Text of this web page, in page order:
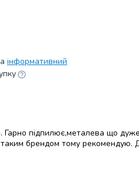
інформативний
підпилює,металева що
брендом тому